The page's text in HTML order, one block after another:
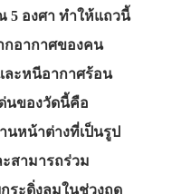
5 องศา ทำให้แถวนี้
กอากาศของคน
ะหนีอากาศร้อน
นของวัดนี้คือ
หน้าต่างที่เป็นรูป
สามารถร่วม
ระดิ่งลมในช่วงฤดู